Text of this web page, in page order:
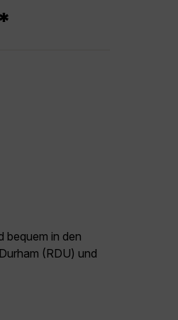
*
bequem in den
(RDU) und